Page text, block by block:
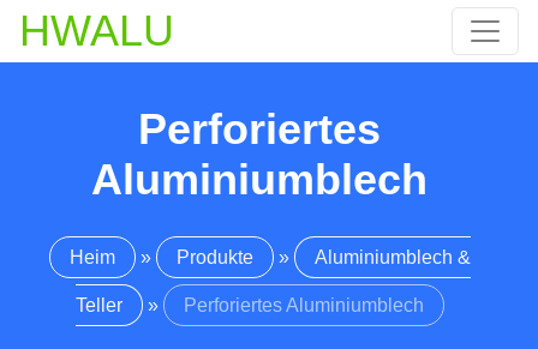
HWALU
Perforiertes
Aluminiumblech
Heim » Produkte » Aluminiumblech &
Teller » Perforiertes Aluminiumblech